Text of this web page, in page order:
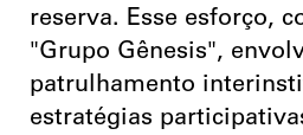
reserva. Esse esforço,
"Grupo Gênesis",
patrulhamento
estratégias